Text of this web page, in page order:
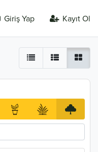
Giriş Yap Kayıt Ol